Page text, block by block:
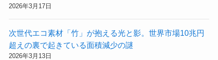
2026年3月17日
次世代エコ素材「竹」が抱える光と影。世界市場10兆円
超えの裏で起きている面積減少の謎
2026年3月13日